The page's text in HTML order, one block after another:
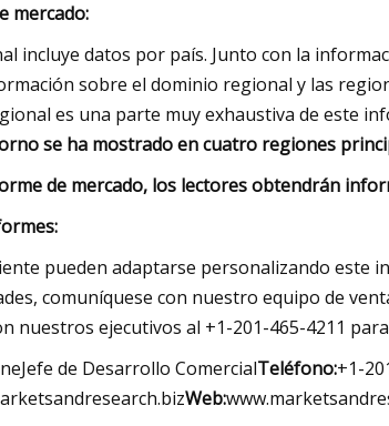
mercado:
incluye datos por país. Junto con la
sobre el dominio regional y las
es una parte muy exhaustiva de este
se ha mostrado en cuatro regiones
de mercado, los lectores obtendrán
pueden adaptarse personalizando
comuníquese con nuestro equipo de
nuestros ejecutivos al +1-201-465-4211
de Desarrollo ComercialTeléfono:+1-
Web: